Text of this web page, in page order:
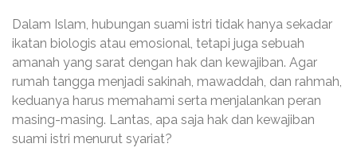
Dalam Islam, hubungan suami istri tidak hanya sekadar
ikatan biologis atau emosional, tetapi juga sebuah
amanah yang sarat dengan hak dan kewajiban. Agar
rumah tangga menjadi sakinah, mawaddah, dan rahmah,
keduanya harus memahami serta menjalankan peran
masing-masing. Lantas, apa saja hak dan kewajiban
suami istri menurut syariat?